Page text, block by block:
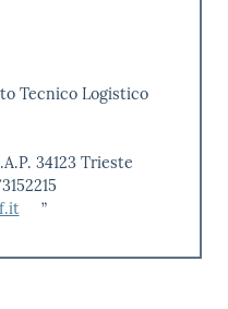
Tecnico Logistico
34123 Trieste
”